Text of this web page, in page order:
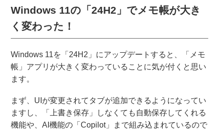
Windows 11の「24H2」でメモ帳が大き
く変わった！
Windows 11を「24H2」にアップデートすると、「メモ
帳」アプリが大きく変わっていることに気が付くと思い
ます。
まず、UIが変更されてタブが追加できるようになってい
ますし、「上書き保存」しなくても自動保存してくれる
機能や、AI機能の「Copilot」まで組み込まれているので